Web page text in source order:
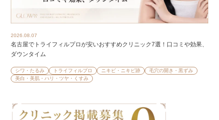
2026.08.07
名古屋でトライフィルプロが安いおすすめクリニック7選！口コミや効果、
ダウンタイム
シワ・たるみ トライフィルプロ ニキビ・ニキビ跡
毛穴の開き・黒ずみ
美白・美肌・ハリ・ツヤ・くすみ